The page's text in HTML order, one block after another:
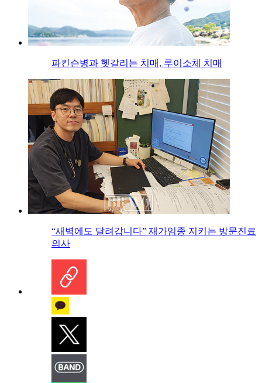
파킨슨병과 헷갈리는 치매, 루이소체 치매
“새벽에도 달려갑니다” 재가임종 지키는 방문진료
의사